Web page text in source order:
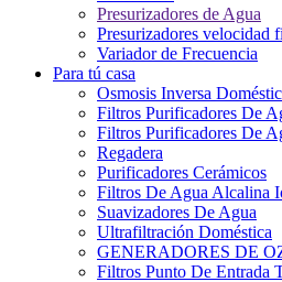
Presurizadores de Agua
Presurizadores velocidad
Variador de Frecuencia
Para tú casa
Osmosis Inversa
Filtros Purificadores De
Filtros Purificadores De
Regadera
Purificadores Cerámicos
Filtros De Agua Alcalina
Suavizadores De Agua
Ultrafiltración Doméstica
GENERADORES DE
Filtros Punto De Entrada